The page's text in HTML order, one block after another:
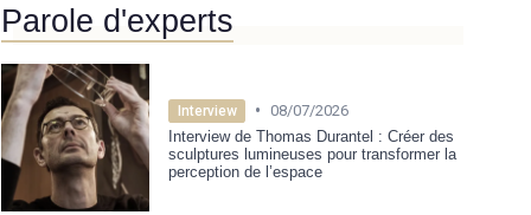
Parole d'experts
Interview • 08/07/2026
Interview de Thomas Durantel : Créer des
sculptures lumineuses pour transformer la
perception de l’espace